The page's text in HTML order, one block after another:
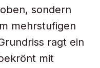
sondern
mehrstufigen
ragt ein
mit